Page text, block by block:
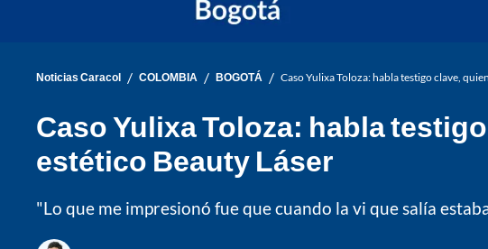
Noticias Caracol / COLOMBIA / BOGOTÁ / Caso Yulixa Toloza: habla testigo clave,
Caso Yulixa Toloza: habla
estético Beauty Láser
"Lo que me impresionó fue que cuando la vi que salía